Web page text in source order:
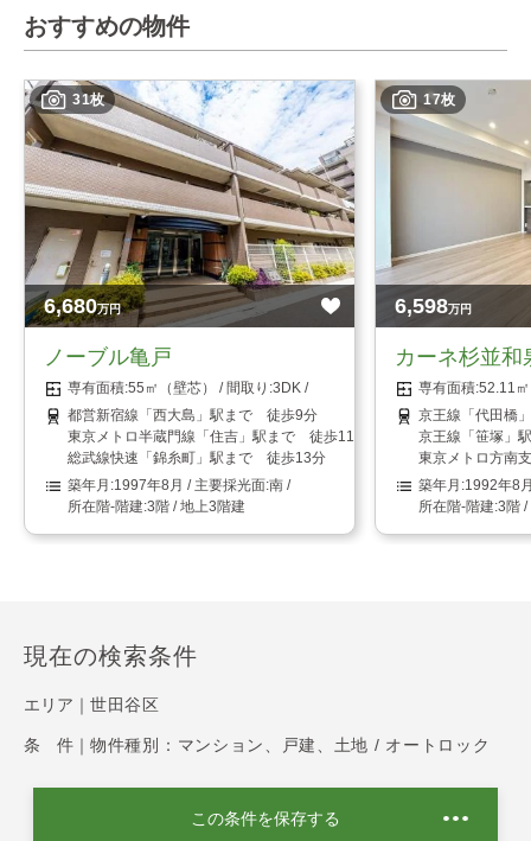
おすすめの物件
31枚
6,680万円
ノーブル亀戸
55㎡（壁芯）
3DK
都営新宿線「西大島」駅まで 徒歩9分
東京メトロ半蔵門線「住吉」駅まで 徒歩11分
総武線快速「錦糸町」駅まで 徒歩13分
1997年8月
南
3階 / 地上3階建
17枚
6,598万円
カーネ杉並和
52.11
京王線「代田橋
京王線「笹塚」
東京メトロ方南
1992年8
3階 /
現在の検索条件
エリア｜ 世田谷区
条 件｜ 物件種別：マンション、戸建、土地 / オートロック
この条件を保存する